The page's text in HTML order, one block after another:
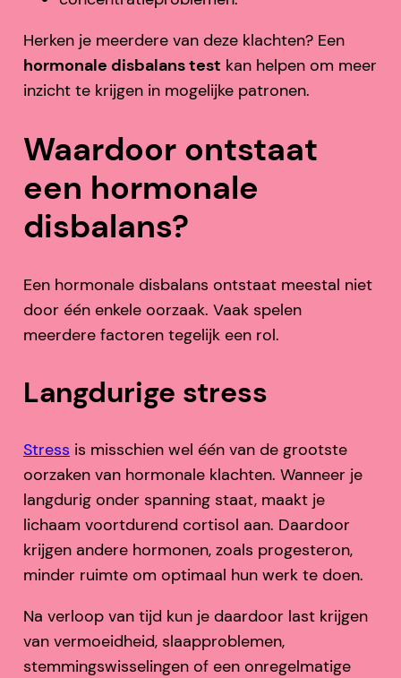
Herken je meerdere van deze klachten? Een
hormonale disbalans test kan helpen om meer
inzicht te krijgen in mogelijke patronen.
Waardoor ontstaat
een hormonale
disbalans?
Een hormonale disbalans ontstaat meestal niet
door één enkele oorzaak. Vaak spelen
meerdere factoren tegelijk een rol.
Langdurige stress
Stress is misschien wel één van de grootste
oorzaken van hormonale klachten. Wanneer je
langdurig onder spanning staat, maakt je
lichaam voortdurend cortisol aan. Daardoor
krijgen andere hormonen, zoals progesteron,
minder ruimte om optimaal hun werk te doen.
Na verloop van tijd kun je daardoor last krijgen
van vermoeidheid, slaapproblemen,
stemmingswisselingen of een onregelmatige